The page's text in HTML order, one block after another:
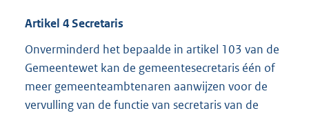
Artikel 4 Secretaris
Onverminderd het bepaalde in artikel 103 van de
Gemeentewet kan de gemeentesecretaris één of
meer gemeenteambtenaren aanwijzen voor de
vervulling van de functie van secretaris van de